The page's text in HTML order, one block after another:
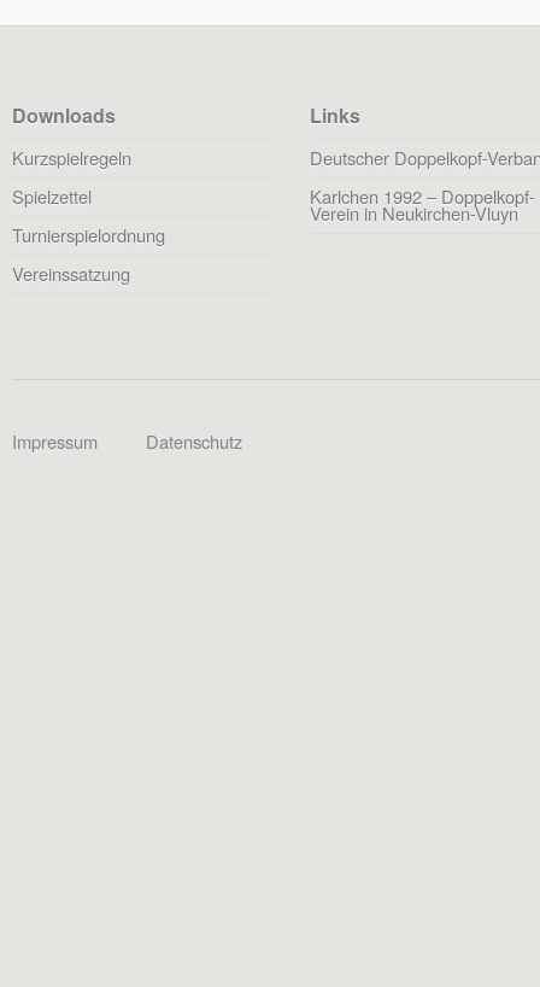
Downloads
Kurzspielregeln
Spielzettel
Turnierspielordnung
Vereinssatzung
Links
Deutscher Doppelkopf-
Karlchen 1992 – Doppelkopf-
Verein in Neukirchen-Vluyn
Impressum Datenschutz